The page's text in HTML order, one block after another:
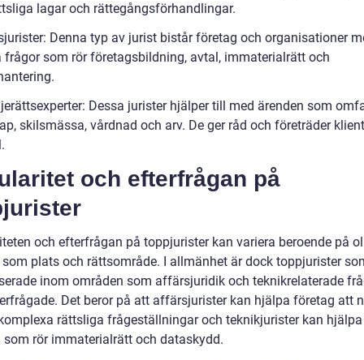
lagar och rättegångsförhandlingar.
Denna typ av jurist bistår företag och organisationer
frågor som rör företagsbildning, avtal, immaterialrätt och
Dessa jurister hjälper till med ärenden som
skilsmässa, vårdnad och arv. De ger råd och företräder
och efterfrågan på
och efterfrågan på toppjurister kan variera beroende på
plats och rättsområde. I allmänhet är dock toppjurister
inom områden som affärsjuridik och teknikrelaterade
Det beror på att affärsjurister kan hjälpa företag att
rättsliga frågeställningar och teknikjurister kan
som rör immaterialrätt och dataskydd.